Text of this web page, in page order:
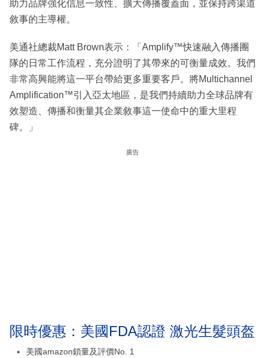
助力品牌強化信息一致性、擴大傳播覆蓋面，並保持跨渠道
敘事的主導權。
美通社總裁Matt Brown表示：「Amplify™快速融入傳播團
隊的日常工作流程，充分證明了其帶來的可衡量成效。我們
非常高興能將這一平台帶給更多重要客戶。將Multichannel
Amplification™引入亞太地區，是我們持續助力全球品牌有
效塑造、傳播和衡量其企業敘事這一使命中的重大里程
碑。」
廣告
限時優惠：美國FDA認證 激光生髮頭盔
美國amazon鎖量及評價No. 1